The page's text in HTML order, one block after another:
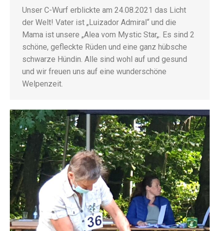
Unser C-Wurf erblickte am 24.08.2021 das Licht
der Welt! Vater ist „Luizador Admiral“ und die
Mama ist unsere „Alea vom Mystic Star„. Es sind 2
schöne, gefleckte Rüden und eine ganz hübsche
schwarze Hündin. Alle sind wohl auf und gesund
und wir freuen uns auf eine wunderschöne
Welpenzeit.